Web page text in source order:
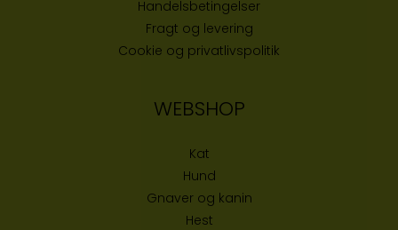
Handelsbetingelser
Fragt og levering
Cookie og privatlivspolitik
WEBSHOP
Kat
Hund
Gnaver og kanin
Hest